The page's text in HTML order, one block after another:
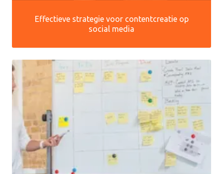
Effectieve strategie voor contentcreatie op
social media